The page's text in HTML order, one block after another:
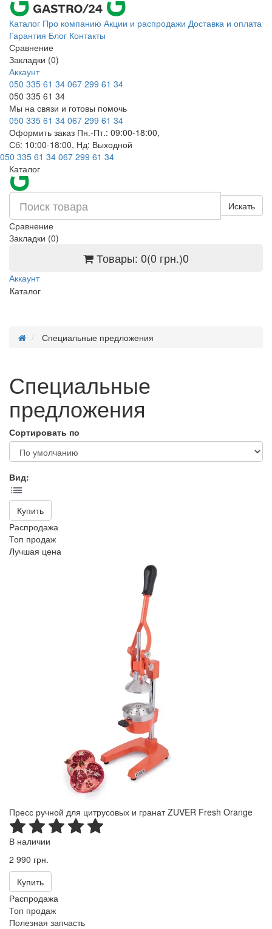
Каталог Про компанию Акции и распродажи Доставка и оплата
Гарантия Блог Контакты
Сравнение
Закладки (0)
Аккаунт
050 335 61 34 067 299 61 34
050 335 61 34
Мы на связи и готовы помочь
050 335 61 34 067 299 61 34
Оформить заказ Пн.-Пт.: 09:00-18:00,
Сб: 10:00-18:00, Нд: Выходной
050 335 61 34 067 299 61 34
Каталог
Искать
Сравнение
Закладки (0)
Товары: 0(0 грн.)0
Аккаунт
Каталог
Специальные предложения
Специальные
предложения
Сортировать по
Вид:
Купить
Распродажа
Топ продаж
Лучшая цена
Пресс ручной для цитрусовых и гранат ZUVER Fresh Orange
В наличии
2 990 грн.
Купить
Распродажа
Топ продаж
Полезная запчасть